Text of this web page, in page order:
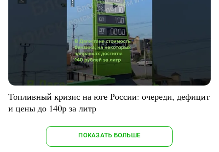
Топливный кризис на юге России: очереди, дефицит
и цены до 140р за литр
ПОКАЗАТЬ БОЛЬШЕ